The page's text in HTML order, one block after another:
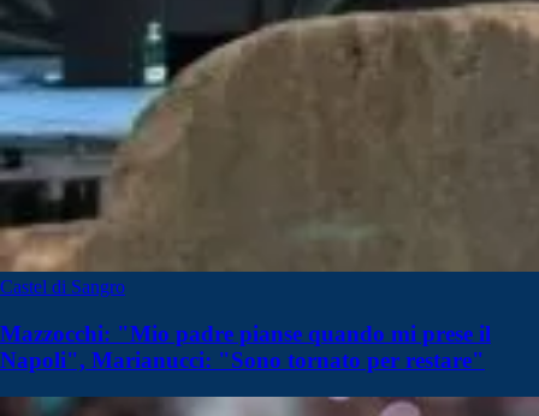
Castel di Sangro
Mazzocchi: "Mio padre pianse quando mi prese il
Napoli", Marianucci: "Sono tornato per restare"